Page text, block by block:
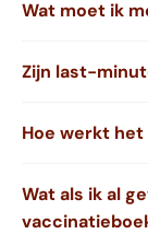
Wat moet ik
Zijn last-
Hoe werkt het
Wat als ik al